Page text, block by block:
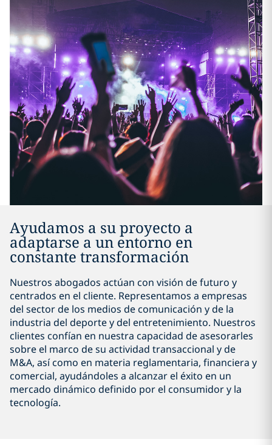
Ayudamos a su proyecto a
adaptarse a un entorno en
constante transformación
Nuestros abogados actúan con visión de futuro y
centrados en el cliente. Representamos a empresas
del sector de los medios de comunicación y de la
industria del deporte y del entretenimiento. Nuestros
clientes confían en nuestra capacidad de asesorarles
sobre el marco de su actividad transaccional y de
M&A, así como en materia reglamentaria, financiera y
comercial, ayudándoles a alcanzar el éxito en un
mercado dinámico definido por el consumidor y la
tecnología.